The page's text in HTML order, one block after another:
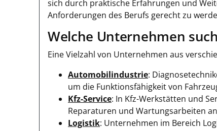
sich durch praktische Erfahrungen und
Anforderungen des Berufs gerecht zu
Welche Unternehmen
Eine Vielzahl von Unternehmen aus
Automobilindustrie:
um die Funktionsfähigkeit von
Kfz-Service: In Kfz-Werkstätten und
Reparaturen und Wartungsarbeiten
Logistik: Unternehmen im Bereich